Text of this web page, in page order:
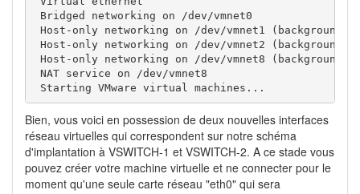
Bridged networking on /dev/vmnet0
Host-only networking on /dev/vmnet1
Host-only networking on /dev/vmnet2
Host-only networking on /dev/vmnet8
NAT service on /dev/vmnet8
Starting VMware virtual machines...
Bien, vous voici en possession de deux nouvelles interfaces
réseau virtuelles qui correspondent sur notre schéma
d'implantation à VSWITCH-1 et VSWITCH-2. A ce stade vous
pouvez créer votre machine virtuelle et ne connecter pour le
moment qu'une seule carte réseau "eth0" qui sera